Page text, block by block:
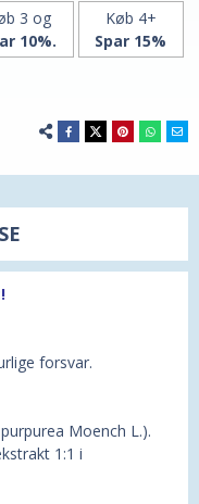
3 og
10%.
Køb 4+
Spar 15%
forsvar.
Moench L.).
1:1 i